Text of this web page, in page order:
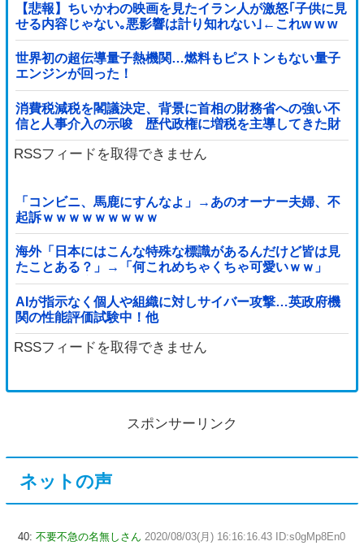
【悲報】ちいかわの映画を見たイラン人が激怒｢子供に見
せる内容じゃない｡悪影響は計り知れない｣←これw w w
w w w w w w
世界初の超伝導量子熱機関…燃料もピストンもない量子
エンジンが回った！
消費税減税を閣議決定、背景に首相の財務省への強い不
信と人事介入の示唆 歴代政権に増税を主導してきた財
務省、高市内閣に完全敗北
RSSフィードを取得できません
「コンビニ、馬鹿にすんなよ」→あのオーナー夫婦、不
起訴ｗｗｗｗｗｗｗｗｗ
海外「日本にはこんな特殊な標識があるんだけど皆は見
たことある？」→「何これめちゃくちゃ可愛いｗｗ」
【海外の反応】
AIが指示なく個人や組織に対しサイバー攻撃…英政府機
関の性能評価試験中！他
RSSフィードを取得できません
スポンサーリンク
ネットの声
40: 不要不急の名無しさん 2020/08/03(月) 16:16:16.43 ID:s0gMp8En0